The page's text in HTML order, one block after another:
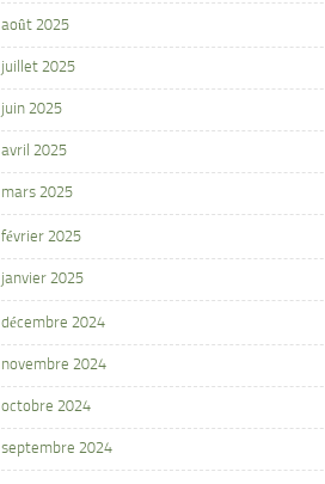
août 2025
juillet 2025
juin 2025
avril 2025
mars 2025
février 2025
janvier 2025
décembre 2024
novembre 2024
octobre 2024
septembre 2024